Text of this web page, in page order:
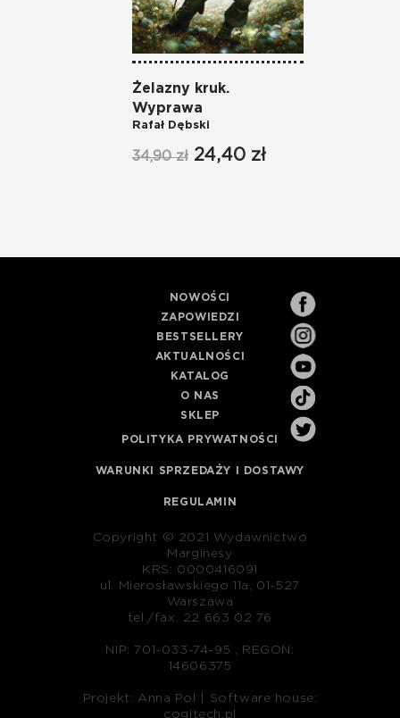
Żelazny kruk.
Wyprawa
Rafał Dębski
34,90 zł 24,40 zł
NOWOŚCI
ZAPOWIEDZI
BESTSELLERY
AKTUALNOŚCI
KATALOG
O NAS
SKLEP
POLITYKA PRYWATNOŚCI
WARUNKI SPRZEDAŻY I DOSTAWY
REGULAMIN
Copyright © 2021 Wydawnictwo
Marginesy
KRS: 0000416091
ul. Mierosławskiego 11a, 01-527
Warszawa
tel./fax. 22 663 02 76
NIP: 701-033-74-95 , REGON:
14606375
Projekt: Anna Pol |
Software house:
cogitech.pl